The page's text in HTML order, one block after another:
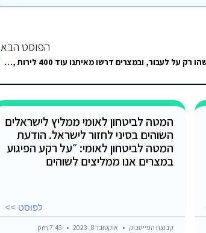
הפוסט הבא
בגבול לוקחים מאתיים ומשהו רק על לעבור, ובמצרים דרשו מאיתנו עוד 400 לירות ,לא הבנו על מה. הנהג מונית אמר…
המטה לביטחון לאומי ממליץ לישראלים
השוהים בסיני לחזור לישראל. הודעת
המטה לביטחון לאומי: ״על רקע הפיגוע
במצרים אנו ממליצים לשוהים
לפוסט >>
קבוצת הפייסבוק אוקטובר 8, 2023